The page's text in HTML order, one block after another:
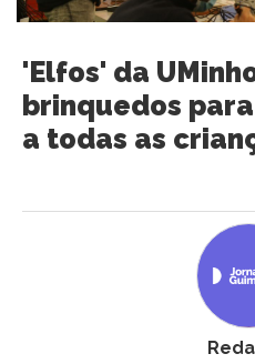
'Elfos' da
brinquedos
a todas as